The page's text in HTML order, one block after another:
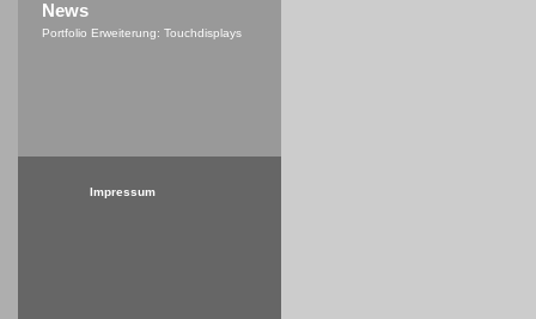
News
Portfolio Erweiterung: Touchdisplays
Impressum